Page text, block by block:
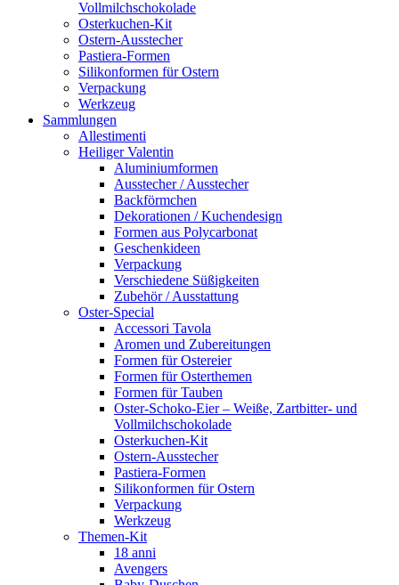
Vollmilchschokolade
Osterkuchen-Kit
Ostern-Ausstecher
Pastiera-Formen
Silikonformen für Ostern
Verpackung
Werkzeug
Sammlungen
Allestimenti
Heiliger Valentin
Aluminiumformen
Ausstecher / Ausstecher
Backförmchen
Dekorationen / Kuchendesign
Formen aus Polycarbonat
Geschenkideen
Verpackung
Verschiedene Süßigkeiten
Zubehör / Ausstattung
Oster-Special
Accessori Tavola
Aromen und Zubereitungen
Formen für Ostereier
Formen für Osterthemen
Formen für Tauben
Oster-Schoko-Eier – Weiße, Zartbitter- und
Vollmilchschokolade
Osterkuchen-Kit
Ostern-Ausstecher
Pastiera-Formen
Silikonformen für Ostern
Verpackung
Werkzeug
Themen-Kit
18 anni
Avengers